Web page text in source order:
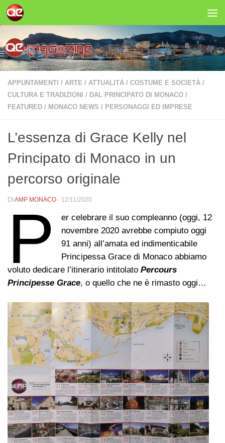
Salta al contenuto
APPUNTAMENTI / ARTE / ATTUALITÀ / COSTUME E SOCIETÀ /
CULTURA E TRADIZIONI
/ DAL PRINCIPATO DI MONACO /
FEATURED / MONACO NEWS / PERSONAGGI ED IMPRESE
L’essenza di Grace Kelly nel
Principato di Monaco in un
percorso originale
DI AMP MONACO · 12/11/2020
P
er celebrare il suo compleanno (oggi, 12
novembre 2020 avrebbe compiuto oggi
91 anni) all’amata ed indimenticabile
Principessa Grace di Monaco abbiamo
voluto dedicare l’itinerario intitolato Percours
Principesse Grace, o quello che ne è rimasto oggi…